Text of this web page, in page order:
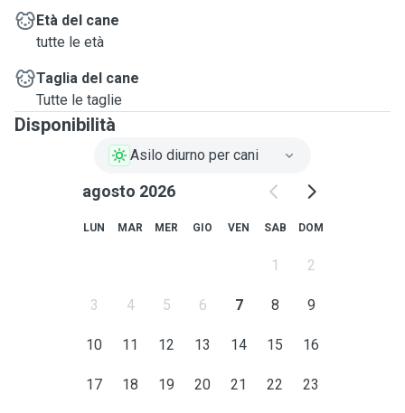
Età del cane
tutte le età
Taglia del cane
Tutte le taglie
Disponibilità
Asilo diurno per cani
agosto 2026
LUN MAR MER GIO VEN SAB DOM
1 2
3 4 5 6 7 8 9
10 11 12 13 14 15 16
17 18 19 20 21 22 23